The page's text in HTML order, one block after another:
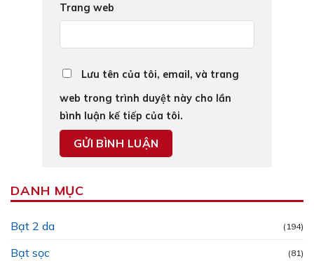
Trang web
Lưu tên của tôi, email, và trang
web trong trình duyệt này cho lần
bình luận kế tiếp của tôi.
DANH MỤC
Bạt 2 da (194)
Bạt sọc (81)